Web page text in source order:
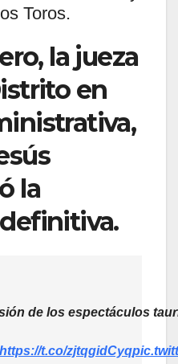
Toros.
la jueza
en
la
de los espectáculos
https://t.co/zjtqgidCyq